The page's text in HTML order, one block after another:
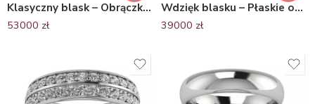
Klasyczny blask – Obrączka ślubna z platyny, próba 950, 7 mm
53000 zł
Wdzięk blasku – Płaskie obrączki ślubne z platyny z diamentami, matowane
39000 zł